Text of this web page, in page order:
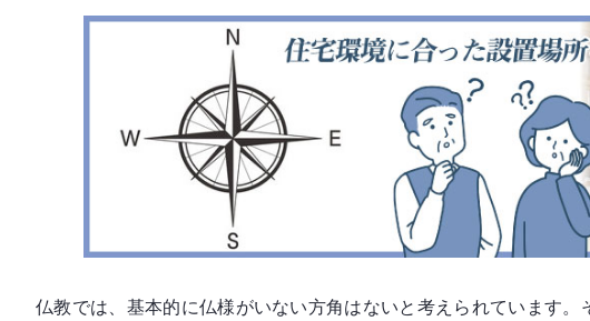
仏教では、基本的に仏様がいない方角はないと考えられています